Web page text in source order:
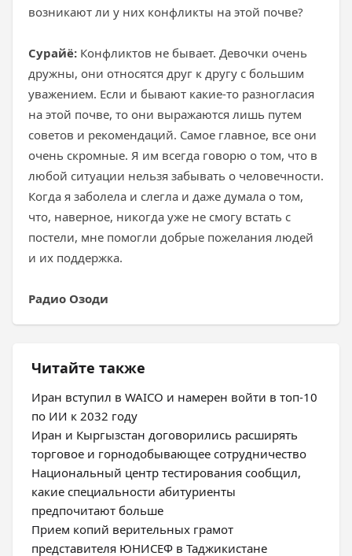
возникают ли у них конфликты на этой почве?
Сурайё: Конфликтов не бывает. Девочки очень
дружны, они относятся друг к другу с большим
уважением. Если и бывают какие-то разногласия
на этой почве, то они выражаются лишь путем
советов и рекомендаций. Самое главное, все они
очень скромные. Я им всегда говорю о том, что в
любой ситуации нельзя забывать о человечности.
Когда я заболела и слегла и даже думала о том,
что, наверное, никогда уже не смогу встать с
постели, мне помогли добрые пожелания людей
и их поддержка.
Радио Озоди
Читайте также
Иран вступил в WAICO и намерен войти в топ-10
по ИИ к 2032 году
Иран и Кыргызстан договорились расширять
торговое и горнодобывающее сотрудничество
Национальный центр тестирования сообщил,
какие специальности абитуриенты
предпочитают больше
Прием копий верительных грамот
представителя ЮНИСЕФ в Таджикистане